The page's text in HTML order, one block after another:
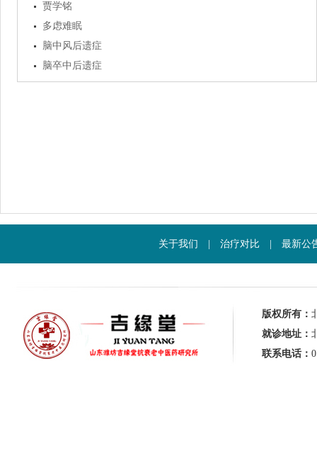
贾学铭
多虑难眠
脑中风后遗症
脑卒中后遗症
关于我们 治疗对比 最新公
版权所有：
就诊地址：
联系电话：